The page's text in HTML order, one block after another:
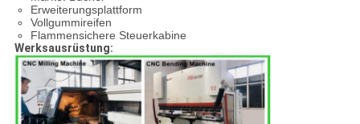
Erweiterungsplattform
Vollgummireifen
Flammensichere Steuerkabine
Werksausrüstung: